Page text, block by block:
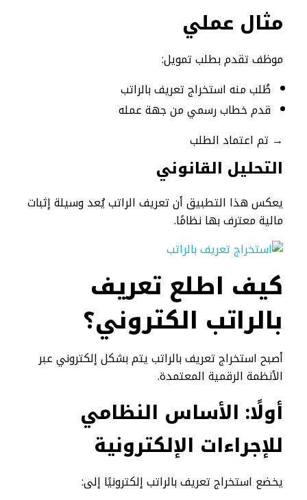
مثال عملي
موظف تقدم بطلب تمويل:
طُلب منه استخراج تعريف بالراتب
قدم خطاب رسمي من جهة عمله
→ تم اعتماد الطلب
التحليل القانوني
يعكس هذا التطبيق أن تعريف الراتب يُعد وسيلة إثبات
مالية معترف بها نظامًا.
كيف اطلع تعريف
بالراتب الكتروني؟
أصبح استخراج تعريف بالراتب يتم بشكل إلكتروني عبر
الأنظمة الرقمية المعتمدة.
أولًا: الأساس النظامي
للإجراءات الإلكترونية
يخضع استخراج تعريف بالراتب إلكترونيًا إلى: